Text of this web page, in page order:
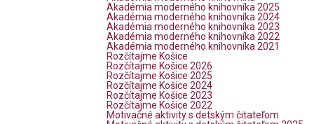
Akadémia moderného knihovníka 2025
Akadémia moderného knihovníka 2024
Akadémia moderného knihovníka 2023
Akadémia moderného knihovníka 2022
Akadémia moderného knihovníka 2021
Rozčítajme Košice
Rozčítajme Košice 2026
Rozčítajme Košice 2025
Rozčítajme Košice 2024
Rozčítajme Košice 2023
Rozčítajme Košice 2022
Motivačné aktivity s detským čitateľom